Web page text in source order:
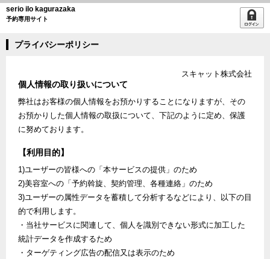
serio ilo kagurazaka
予約専用サイト
プライバシーポリシー
スキャット株式会社
個人情報の取り扱いについて
弊社はお客様の個人情報をお預かりすることになりますが、その
お預かりした個人情報の取扱について、下記のように定め、保護
に努めております。
【利用目的】
1)ユーザーの皆様への「本サービスの提供」のため
2)美容室への「予約斡旋、契約管理、各種連絡」のため
3)ユーザーの属性データを蓄積して分析するなどにより、以下の目
的で利用します。
・当社サービスに関連して、個人を識別できない形式に加工した
統計データを作成するため
・ターゲティング広告の配信又は表示のため